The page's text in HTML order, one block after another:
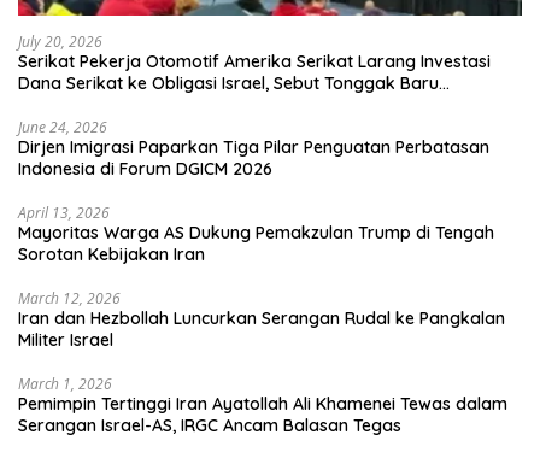
July 20, 2026
Serikat Pekerja Otomotif Amerika Serikat Larang Investasi
Dana Serikat ke Obligasi Israel, Sebut Tonggak Baru
June 24, 2026
Dirjen Imigrasi Paparkan Tiga Pilar Penguatan Perbatasan
Indonesia di Forum DGICM 2026
April 13, 2026
Mayoritas Warga AS Dukung Pemakzulan Trump di Tengah
Sorotan Kebijakan Iran
March 12, 2026
Iran dan Hezbollah Luncurkan Serangan Rudal ke Pangkalan
Militer Israel
March 1, 2026
Pemimpin Tertinggi Iran Ayatollah Ali Khamenei Tewas dalam
Serangan Israel-AS, IRGC Ancam Balasan Tegas